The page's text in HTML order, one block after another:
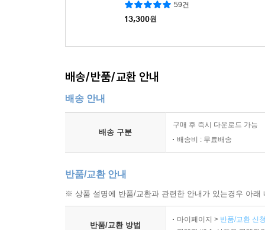
59건
13,300원
배송/반품/교환 안내
배송 안내
배송 구분
구매 후 즉시 다운로드 가능
배송비 : 무료배송
반품/교환 안내
※ 상품 설명에 반품/교환과 관련한 안내가 있는경우 아
반품/교환 방법
마이페이지 > 반품/교환 신